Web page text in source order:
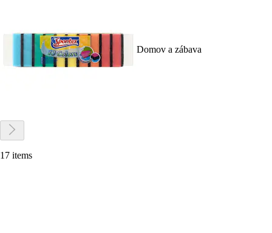
Domov a zábava
17 items